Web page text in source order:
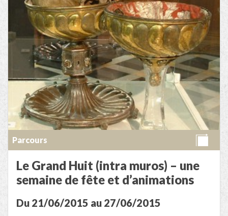
Parcours
Le Grand Huit (intra muros) – une
semaine de fête et d’animations
Du 21/06/2015 au 27/06/2015